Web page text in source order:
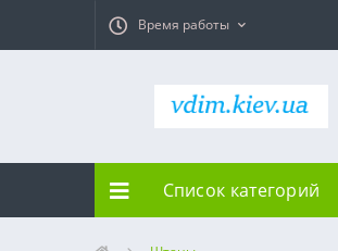
Время работы
Список категорий